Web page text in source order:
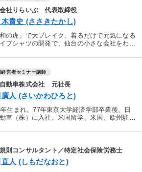
社りらいぶ 代表取締役
貴史 (ささきたかし)
和の虎」で大ブレイク。着るだけで元気になる
ブシャツの開発で、仙台の小さな会社をわず
営者。佐々木社長は1961年福島県生まれ。高
経営者セミナー講師
自動車株式会社 元社長
人 (さいかわひろと)
生まれ。77年東京大学経済学部卒業後、日
車（株）に入社。米国留学、米国、欧州駐
締役副社長、欧州事業統括、北米事業統括、
則コンサルタント／特定社会保険労務士
人 (しもだなおと)